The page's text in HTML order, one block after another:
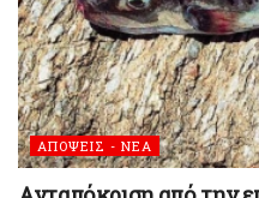
ΑΠΟΨΕΙΣ - ΝΕΑ